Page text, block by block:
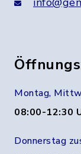
Montag,
08:00-12:30
Donnerstag